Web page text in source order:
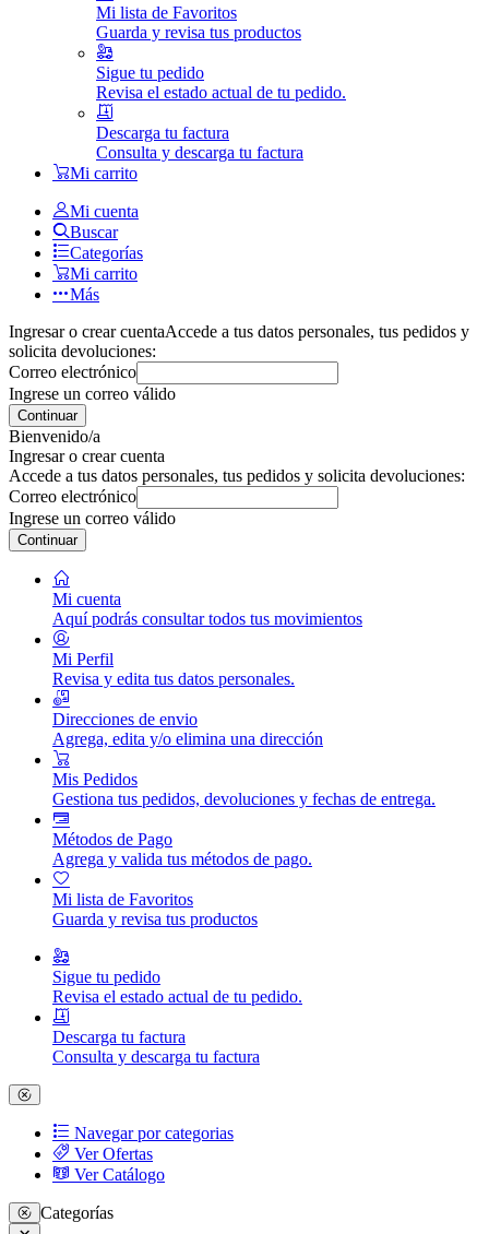
Mi lista de Favoritos
Guarda y revisa tus productos
Sigue tu pedido
Revisa el estado actual de tu pedido.
Descarga tu factura
Consulta y descarga tu factura
Mi carrito
Mi cuenta
Buscar
Categorías
Mi carrito
Más
Ingresar o crear cuentaAccede a tus datos personales, tus pedidos y
solicita devoluciones:
Correo electrónico
Ingrese un correo válido
Continuar
Bienvenido/a
Ingresar o crear cuenta
Accede a tus datos personales, tus pedidos y solicita devoluciones:
Correo electrónico
Ingrese un correo válido
Continuar
Mi cuenta
Aquí podrás consultar todos tus movimientos
Mi Perfil
Revisa y edita tus datos personales.
Direcciones de envio
Agrega, edita y/o elimina una dirección
Mis Pedidos
Gestiona tus pedidos, devoluciones y fechas de entrega.
Métodos de Pago
Agrega y valida tus métodos de pago.
Mi lista de Favoritos
Guarda y revisa tus productos
Sigue tu pedido
Revisa el estado actual de tu pedido.
Descarga tu factura
Consulta y descarga tu factura
Navegar por categorias
Ver Ofertas
Ver Catálogo
Categorías